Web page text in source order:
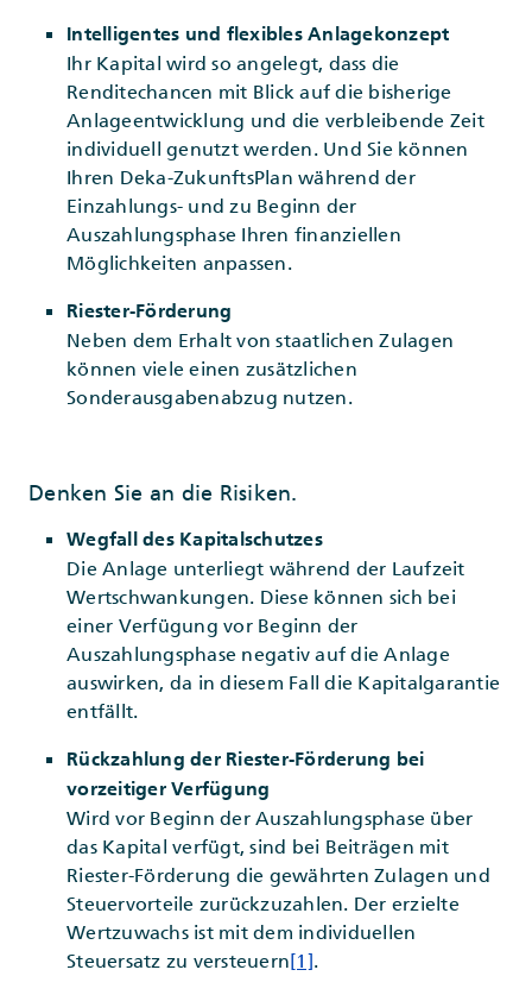
Intelligentes und flexibles Anlagekonzept
Ihr Kapital wird so angelegt, dass die
Renditechancen mit Blick auf die bisherige
Anlageentwicklung und die verbleibende Zeit
individuell genutzt werden. Und Sie können
Ihren Deka-ZukunftsPlan während der
Einzahlungs- und zu Beginn der
Auszahlungsphase Ihren finanziellen
Möglichkeiten anpassen.
Riester-Förderung
Neben dem Erhalt von staatlichen Zulagen
können viele einen zusätzlichen
Sonderausgabenabzug nutzen.
Denken Sie an die Risiken.
Wegfall des Kapitalschutzes
Die Anlage unterliegt während der Laufzeit
Wertschwankungen. Diese können sich bei
einer Verfügung vor Beginn der
Auszahlungsphase negativ auf die Anlage
auswirken, da in diesem Fall die Kapitalgarantie
entfällt.
Rückzahlung der Riester-Förderung bei
vorzeitiger Verfügung
Wird vor Beginn der Auszahlungsphase über
das Kapital verfügt, sind bei Beiträgen mit
Riester-Förderung die gewährten Zulagen und
Steuervorteile zurückzuzahlen. Der erzielte
Wertzuwachs ist mit dem individuellen
Steuersatz zu versteuern[1].